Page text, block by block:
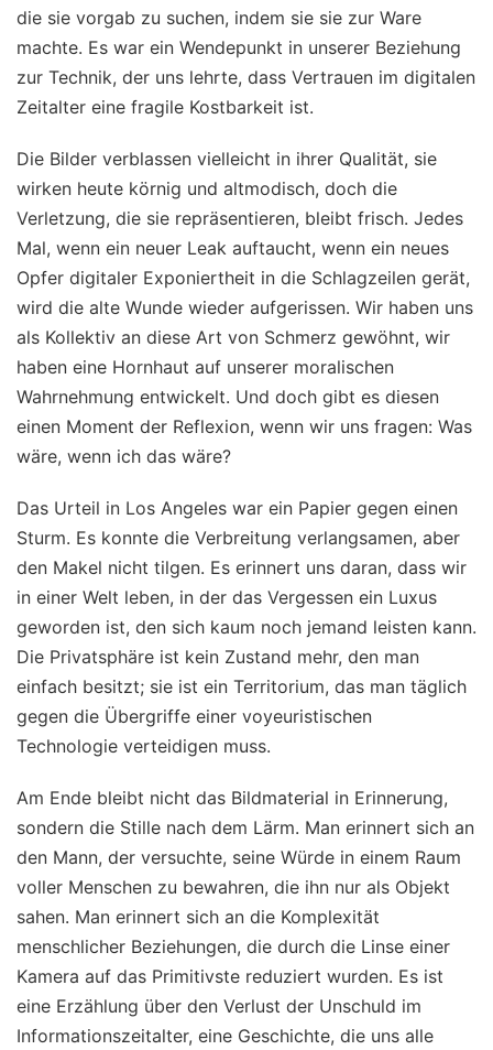
die sie vorgab zu suchen, indem sie sie zur Ware
machte. Es war ein Wendepunkt in unserer Beziehung
zur Technik, der uns lehrte, dass Vertrauen im digitalen
Zeitalter eine fragile Kostbarkeit ist.
Die Bilder verblassen vielleicht in ihrer Qualität, sie
wirken heute körnig und altmodisch, doch die
Verletzung, die sie repräsentieren, bleibt frisch. Jedes
Mal, wenn ein neuer Leak auftaucht, wenn ein neues
Opfer digitaler Exponiertheit in die Schlagzeilen gerät,
wird die alte Wunde wieder aufgerissen. Wir haben uns
als Kollektiv an diese Art von Schmerz gewöhnt, wir
haben eine Hornhaut auf unserer moralischen
Wahrnehmung entwickelt. Und doch gibt es diesen
einen Moment der Reflexion, wenn wir uns fragen: Was
wäre, wenn ich das wäre?
Das Urteil in Los Angeles war ein Papier gegen einen
Sturm. Es konnte die Verbreitung verlangsamen, aber
den Makel nicht tilgen. Es erinnert uns daran, dass wir
in einer Welt leben, in der das Vergessen ein Luxus
geworden ist, den sich kaum noch jemand leisten kann.
Die Privatsphäre ist kein Zustand mehr, den man
einfach besitzt; sie ist ein Territorium, das man täglich
gegen die Übergriffe einer voyeuristischen
Technologie verteidigen muss.
Am Ende bleibt nicht das Bildmaterial in Erinnerung,
sondern die Stille nach dem Lärm. Man erinnert sich an
den Mann, der versuchte, seine Würde in einem Raum
voller Menschen zu bewahren, die ihn nur als Objekt
sahen. Man erinnert sich an die Komplexität
menschlicher Beziehungen, die durch die Linse einer
Kamera auf das Primitivste reduziert wurden. Es ist
eine Erzählung über den Verlust der Unschuld im
Informationszeitalter, eine Geschichte, die uns alle